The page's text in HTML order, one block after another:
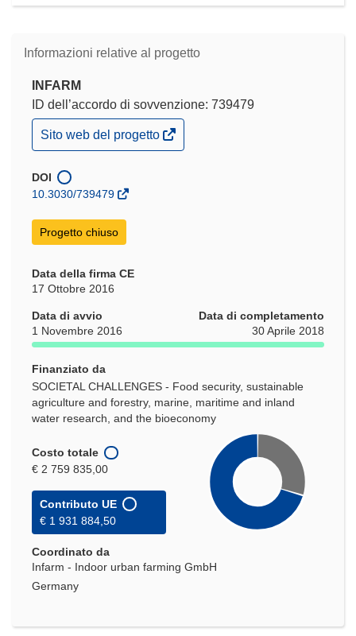
Informazioni relative al progetto
INFARM
ID dell’accordo di sovvenzione: 739479
(si
apre
una
nuova
Sito web del progetto
DOI
10.3030/739479
Progetto chiuso
Data della firma CE
17 Ottobre 2016
Data di avvio
1 Novembre 2016
Data di completamento
30 Aprile 2018
Finanziato da
SOCIETAL CHALLENGES - Food security, sustainable
agriculture and forestry, marine, maritime and inland
water research, and the bioeconomy
Costo totale
€ 2 759 835,00
Contributo UE
€ 1 931 884,50
Coordinato da
Infarm - Indoor urban farming GmbH
Germany